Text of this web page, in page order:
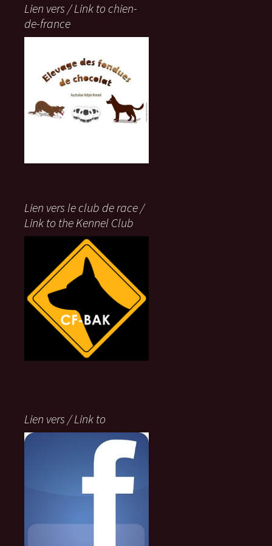
Lien vers / Link to chien-
de-france
Lien vers le club de race /
Link to the Kennel Club
Lien vers / Link to